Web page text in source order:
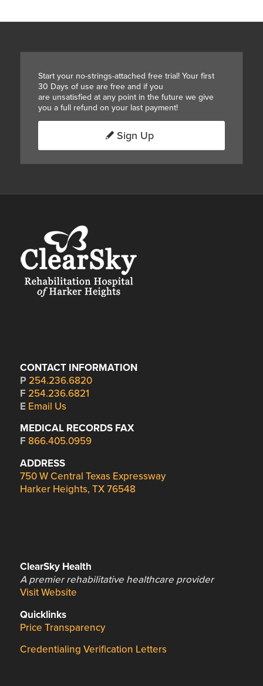
Start your no-strings-attached free trial! Your first
30 Days of use are free and if you
are unsatisfied at any point in the future we give
you a full refund on your last payment!
Sign Up
CONTACT INFORMATION
P 254.236.6820
F 254.236.6821
E Email Us
MEDICAL RECORDS FAX
F 866.405.0959
ADDRESS
750 W Central Texas Expressway
Harker Heights, TX 76548
ClearSky Health
A premier rehabilitative healthcare provider
Visit Website
Quicklinks
Price Transparency
Credentialing Verification Letters